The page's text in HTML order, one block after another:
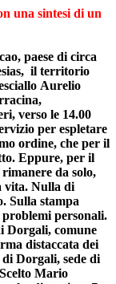
una sintesi di un
paese di circa
il territorio
Aurelio
verso le 14.00
per espletare
ordine, che per il
Eppure, per il
da solo,
vita. Nulla di
Sulla stampa
personali.
Dorgali, comune
distaccata dei
Dorgali, sede di
Mario